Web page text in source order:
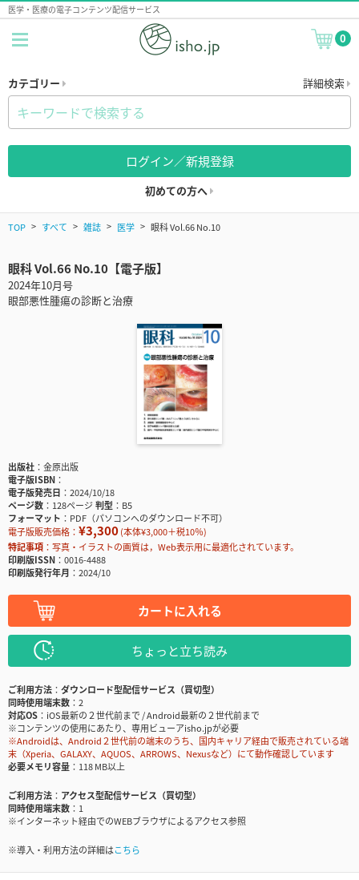
医学・医療の電子コンテンツ配信サービス
0
カテゴリー 詳細検索
ログイン／新規登録
初めての方へ
TOP すべて 雑誌 医学 眼科 Vol.66 No.10
眼科 Vol.66 No.10【電子版】
2024年10月号
眼部悪性腫瘍の診断と治療
出版社
金原出版
電子版ISBN
電子版発売日
2024/10/18
ページ数
128ページ判型
B5
フォーマット
PDF（パソコンへのダウンロード不可）
電子版販売価格： ¥3,300(本体¥3,000＋税10％)
特記事項
写真・イラストの画質は，Web表示用に最適化されています。
印刷版ISSN
0016-4488
印刷版発行年月
2024/10
カートに入れる
ちょっと立ち読み
ご利用方法
ダウンロード型配信サービス（買切型）
同時使用端末数
2
対応OS
iOS最新の２世代前まで / Android最新の２世代前まで
※コンテンツの使用にあたり、専用ビューアisho.jpが必要
※Androidは、Android２世代前の端末のうち、国内キャリア経由で販売されている端
末（Xperia、GALAXY、AQUOS、ARROWS、Nexusなど）にて動作確認しています
必要メモリ容量
118 MB以上
ご利用方法
アクセス型配信サービス（買切型）
同時使用端末数
1
※インターネット経由でのWEBブラウザによるアクセス参照
※導入・利用方法の詳細はこちら